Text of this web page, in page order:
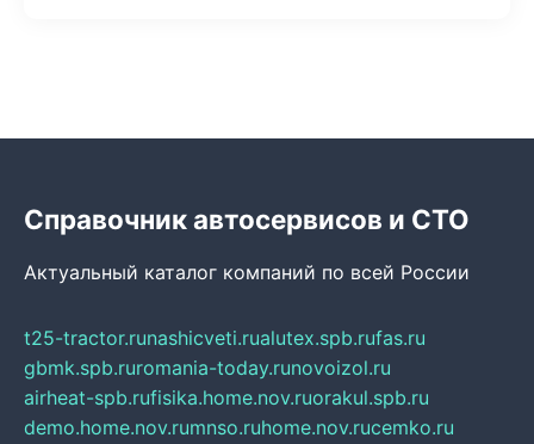
Справочник автосервисов и СТО
Актуальный каталог компаний по всей России
t25-tractor.runashicveti.rualutex.spb.rufas.ru
gbmk.spb.ruromania-today.runovoizol.ru
airheat-spb.rufisika.home.nov.ruorakul.spb.ru
demo.home.nov.rumnso.ruhome.nov.rucemko.ru